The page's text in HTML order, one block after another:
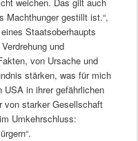
Machthunger gestillt ist.“,
Staatsoberhaupts
und
von Ursache und
stärken, was für mich
USA in ihrer gefährlichen
von starker Gesellschaft
Umkehrschluss: